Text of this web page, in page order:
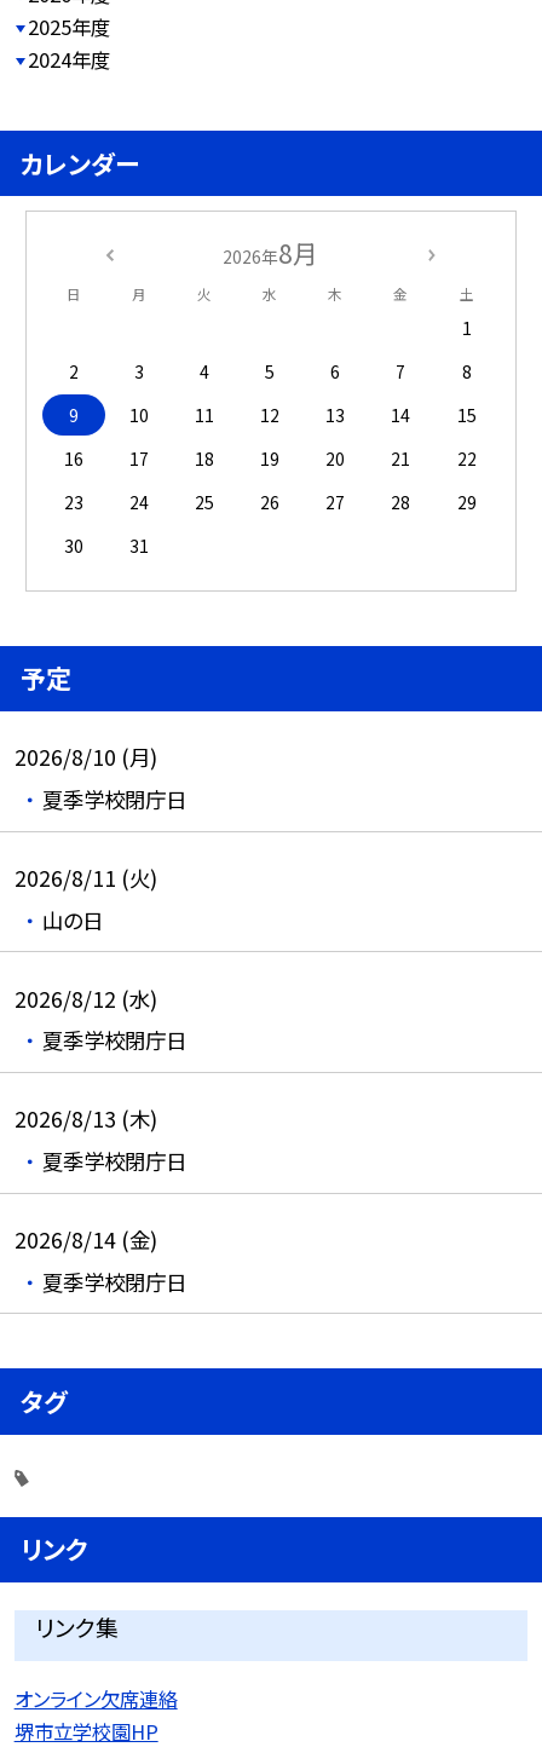
2025年度
2024年度
カレンダー
2026年8月
日 月 火 水 木 金 土
1
2
3 4 5 6 7
8
9
10 11 12 13 14
15
16
17 18 19 20 21
22
23
24 25 26 27 28
29
30
31
予定
2026/8/10 (月)
夏季学校閉庁日
2026/8/11 (火)
山の日
2026/8/12 (水)
夏季学校閉庁日
2026/8/13 (木)
夏季学校閉庁日
2026/8/14 (金)
夏季学校閉庁日
タグ
リンク
リンク集
オンライン欠席連絡
堺市立学校園HP